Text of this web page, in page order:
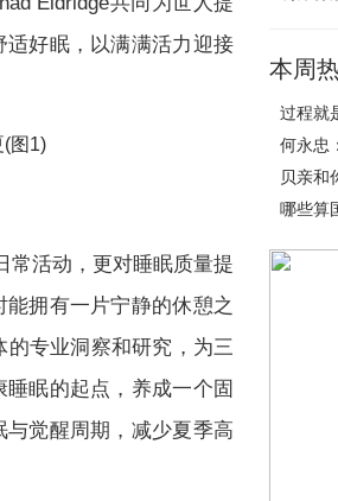
好眠，以满满活力迎接
常活动，更对睡眠质量提
拥有一片宁静的休憩之
专业洞察和研究，为三
眠的起点，养成一个固
觉醒周期，减少夏季高
本周
过程就
何永忠
贝亲和
哪些算